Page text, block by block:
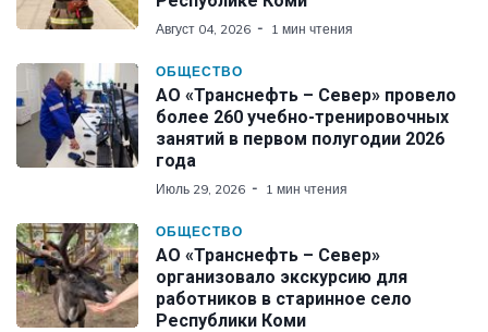
Август 04, 2026 1 мин чтения
ОБЩЕСТВО
АО «Транснефть – Север» провело
более 260 учебно-тренировочных
занятий в первом полугодии 2026
года
Июль 29, 2026 1 мин чтения
ОБЩЕСТВО
АО «Транснефть – Север»
организовало экскурсию для
работников в старинное село
Республики Коми